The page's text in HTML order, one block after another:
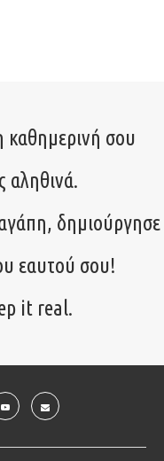
καθημερινή σου
αληθινά.
δημιούργησε
εαυτού σου!
it real.